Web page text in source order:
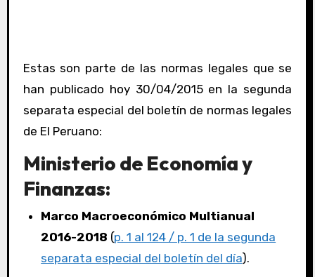
Estas son parte de las normas legales que se
han publicado hoy 30/04/2015 en la segunda
separata especial del boletín de normas legales
de El Peruano:
Ministerio de Economía y
Finanzas:
Marco Macroeconómico Multianual
2016-2018 (p. 1 al 124 / p. 1 de la segunda
separata especial del boletín del día).